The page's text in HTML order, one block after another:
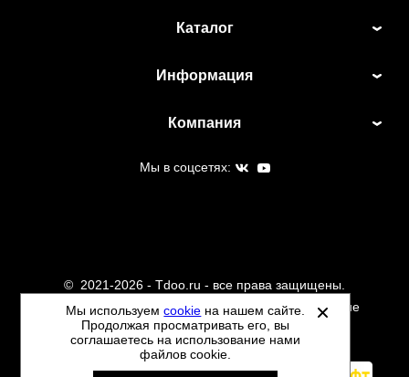
Каталог
Информация
Компания
Мы в соцсетях:
© 2021-2026 - Tdoo.ru - все права защищены.
Данный сайт не является интернет магазином и не
является публичной офертой.
Политика обработки персональных данных
Автоматизировано -
Мы используемcookie на нашем сайте.
Продолжая просматривать его, вы
соглашаетесь на использование нами
файлов cookie.